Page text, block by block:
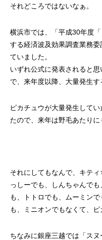
それどころではないなぁ。
横浜市では、「平成30年度
する経済波及効果調査業務
ていました。
いずれ公式に発表されると
で、来年度以降、大量発生す
ピカチュウが大量発生して
たので、来年は野毛あたりに
それにしてもなんで、キテ
っしーでも、しんちゃんで
も、トトロでも、ムーミン
も、ミニオンでもなくて、ピ
ちなみに銀座三越では「ス